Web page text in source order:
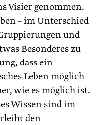
Visier genommen.
– im Unterschied
und
Besonderes zu
dass ein
Leben möglich
wie es möglich ist.
Wissen sind im
den